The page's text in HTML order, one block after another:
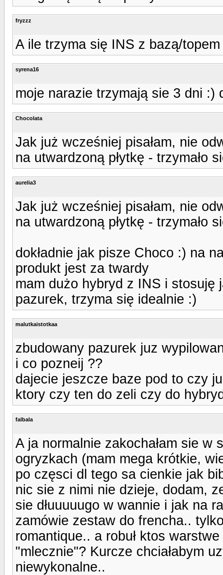
fryzzz
A ile trzyma się INS z bazą/
syrena16
moje narazie trzymają sie 3 dni :)
Chocolata
Jak już wcześniej pisałam, nie
na utwardzoną płytkę - trzymało
aurelia3
Jak już wcześniej pisałam, nie
na utwardzoną płytkę - trzymało
dokładnie jak pisze Choco :) na
produkt jest za twardy
mam dużo hybryd z INS i stosuję
pazurek, trzyma się idealnie :)
malutkaistotkaa
zbudowany pazurek juz
i co pozneij ??
dajecie jeszcze baze pod to czy
ktory czy ten do zeli czy do
falbala
A ja normalnie zakochałam sie w
ogryzkach (mam mega krótkie,
po częsci dl tego sa cienkie jak
nic sie z nimi nie dzieje, dodam,
sie dłuuuuugo w wannie i jak na
zamówie zestaw do frencha..
romantique.. a robuł ktos
"mlecznie"? Kurcze chciałabym
niewykonalne..